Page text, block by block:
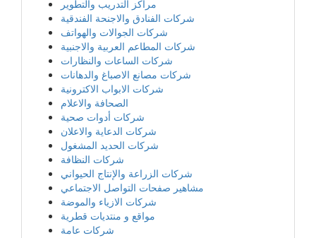
مراكز التدريب والتطوير
شركات الفنادق والاجنحة الفندقية
شركات الجوالات والهواتف
شركات المطاعم العربية والاجنبية
شركات الساعات والنظارات
شركات مصانع الاصباغ والدهانات
شركات الابواب الاكترونية
الصحافة والاعلام
شركات أدوات صحية
شركات الدعاية والاعلان
شركات الحديد المشغول
شركات النظافة
شركات الزراعة والإنتاج الحيواني
مشاهير صفحات التواصل الاجتماعي
شركات الازياء والموضة
مواقع و منتديات قطرية
شركات عامة